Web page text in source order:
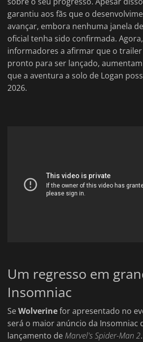
garantiu aos fãs que o
avançar, embora nenhuma janela
oficial tenha sido confirmada.
informadores a afirmar que o
pronto para ser lançado,
que a aventura a solo de Logan
2026.
Um regresso em
Insomniac
SeWolverinefor apresentado no
será o maior anúncio da Insomniac
lançamento deMarvel's Spider-Man 2